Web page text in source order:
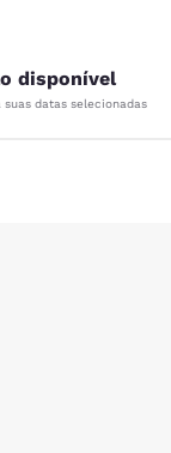
disponível
suas datas selecionadas